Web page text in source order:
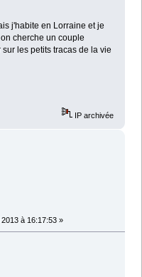
j'habite en Lorraine et je
cherche un couple
les petits tracas de la vie
IP archivée
à 16:17:53 »